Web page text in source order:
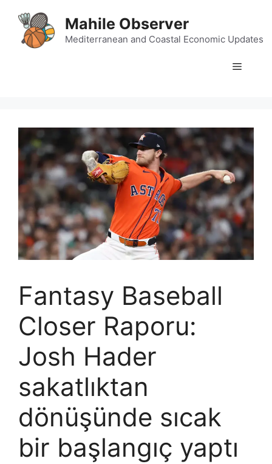
content
Mahile Observer
Mediterranean and Coastal Economic Updates
Menu
Fantasy Baseball
Closer Raporu:
Josh Hader
sakatlıktan
dönüşünde sıcak
bir başlangıç ​​​​yaptı